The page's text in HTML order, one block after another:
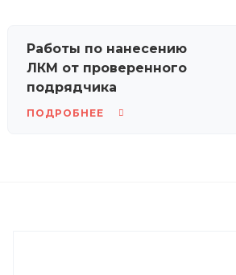
Работы по нанесению
ЛКМ от проверенного
подрядчика
ПОДРОБНЕЕ